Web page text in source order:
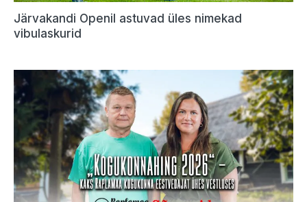
Järvakandi Openil astuvad üles nimekad
vibulaskurid